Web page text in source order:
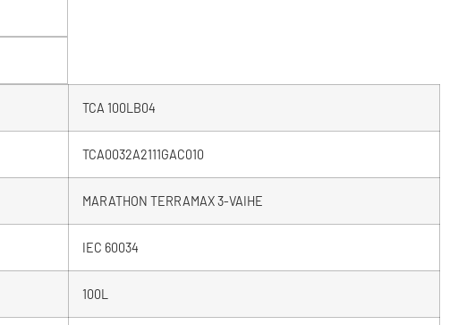
TCA 100LB04
TCA0032A2111GAC010
MARATHON TERRAMAX 3-VAIHE
IEC 60034
100L